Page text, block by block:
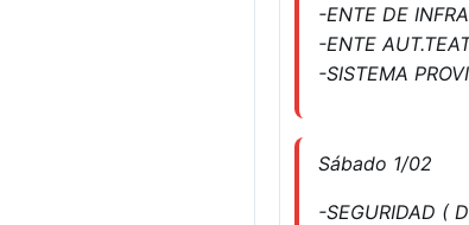
-ENTE DE
-ENTE
-SISTEMA
Sábado 1/02
-SEGURIDAD (